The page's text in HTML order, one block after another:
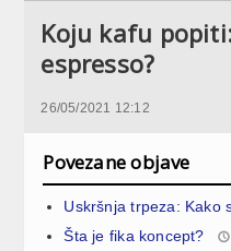
Koju kafu
espresso?
26/05/2021 12:12
Povezane objave
Uskršnja trpeza: Kako
Šta je fika koncept?